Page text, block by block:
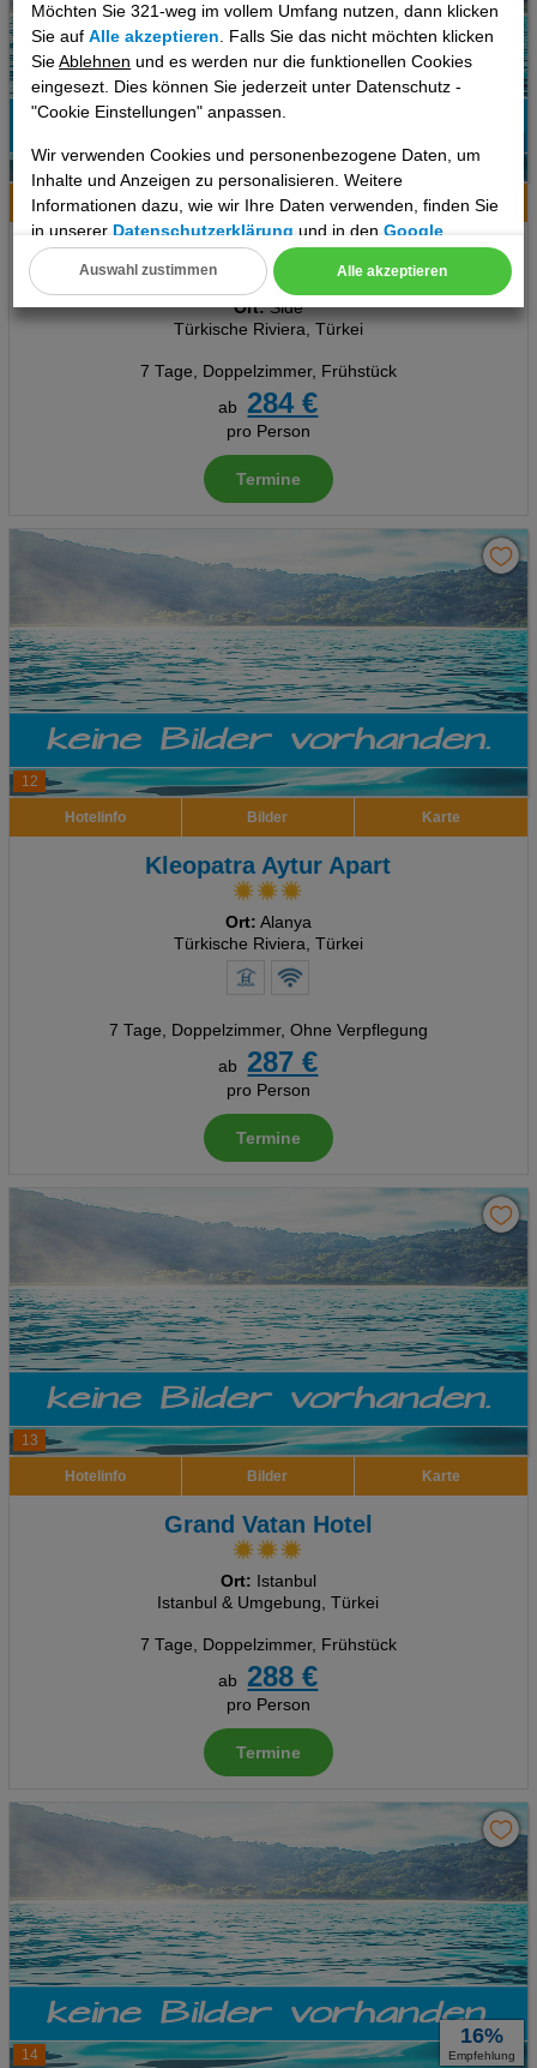
Möchten Sie 321-weg im vollem Umfang nutzen, dann klicken
Sie aufAlle akzeptieren . Falls Sie das nicht möchten klicken
SieAblehnen und es werden nur die funktionellen Cookies
eingesezt. Dies können Sie jederzeit unter Datenschutz -
"Cookie Einstellungen" anpassen.
Wir verwenden Cookies und personenbezogene Daten, um
Inhalte und Anzeigen zu personalisieren. Weitere
Informationen dazu, wie wir Ihre Daten verwenden, finden Sie
in unsererDatenschutzerklärung und in denGoogle
Datenschutz- und Nutzungsbedingungen
Cookie Einstellungen
Technische Cookies
Erweiterte Einstellungen
Alle akzeptieren
Auswahl zustimmen
77%
Empfehlung
Hotelinfo Bilder Karte
Orient Apart Otel
Ort:Side
Türkische Riviera, Türkei
7 Tage, Doppelzimmer, Frühstück
ab
284 €
pro Person
Termine
12
Hotelinfo Bilder Karte
Kleopatra Aytur Apart
Ort: Alanya
Türkische Riviera, Türkei
7 Tage, Doppelzimmer, Ohne Verpflegung
ab
287 €
pro Person
Termine
13
Hotelinfo Bilder Karte
Grand Vatan Hotel
Ort: Istanbul
Istanbul & Umgebung, Türkei
7 Tage, Doppelzimmer, Frühstück
ab
288 €
pro Person
Termine
14
16%
Empfehlung